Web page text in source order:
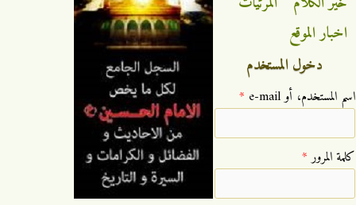
اخبار الموقع
دخول المستخدم
‏اسم المستخدم، أو e-mail ‏ *
‏كلمة المرور ‏*